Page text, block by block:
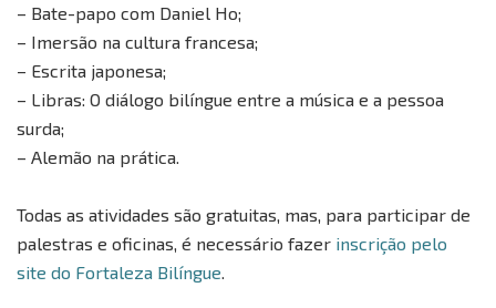
– Bate-papo com Daniel Ho;
– Imersão na cultura francesa;
– Escrita japonesa;
– Libras: O diálogo bilíngue entre a música e a pessoa
surda;
– Alemão na prática.
Todas as atividades são gratuitas, mas, para participar de
palestras e oficinas, é necessário fazer inscrição pelo
site do Fortaleza Bilíngue